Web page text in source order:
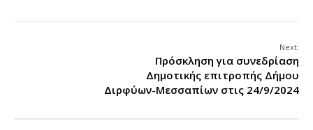
Next:
Πρόσκληση για συνεδρίαση
Δημοτικής επιτροπής Δήμου
Διρφύων-Μεσσαπίων στις 24/9/2024